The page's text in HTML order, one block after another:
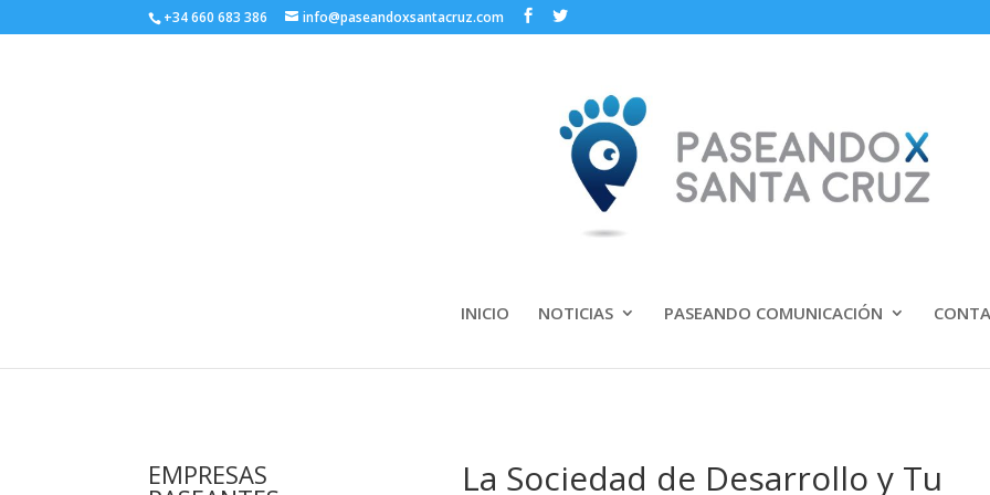
+34 660 683 386 info@paseandoxsantacruz.com
INICIO NOTICIAS PASEANDO COMUNICACIÓN
EMPRESAS La Sociedad de Desarrollo y Tu